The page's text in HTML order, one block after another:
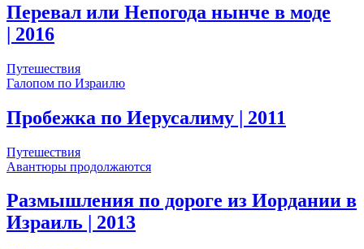
Перевал или Непогода нынче в моде
| 2016
Путешествия
Галопом по Израилю
Пробежка по Иерусалиму | 2011
Путешествия
Авантюры продолжаются
Размышления по дороге из Иордании в
Израиль | 2013